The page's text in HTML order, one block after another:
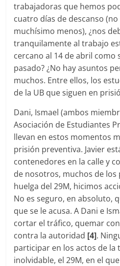
trabajadoras que hemos
cuatro días de descanso
muchísimo menos), ¿nos
tranquilamente al trabajo
cercano al 14 de abril como
pasado? ¿No hay asuntos
muchos. Entre ellos, los
de la UB que siguen en
Dani, Ismael (ambos
Asociación de Estudiantes
llevan en estos momentos
prisión preventiva. Javier
contenedores en la calle y
de nosotros, muchos de los
huelga del 29M, hicimos
No es seguro, en absoluto,
que se le acusa. A Dani e
cortar el tráfico, quemar
contra la autoridad [4].
participar en los actos de la
inolvidable, el 29M, en el